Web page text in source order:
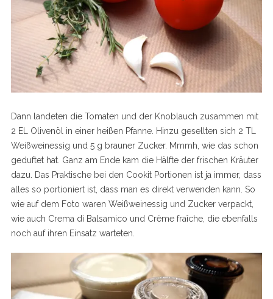
Dann landeten die Tomaten und der Knoblauch zusammen mit
2 EL Olivenöl in einer heißen Pfanne. Hinzu gesellten sich 2 TL
Weißweinessig und 5 g brauner Zucker. Mmmh, wie das schon
geduftet hat. Ganz am Ende kam die Hälfte der frischen Kräuter
dazu. Das Praktische bei den Cookit Portionen ist ja immer, dass
alles so portioniert ist, dass man es direkt verwenden kann. So
wie auf dem Foto waren Weißweinessig und Zucker verpackt,
wie auch Crema di Balsamico und Crème fraîche, die ebenfalls
noch auf ihren Einsatz warteten.